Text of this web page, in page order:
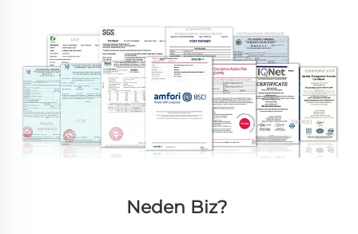
Neden Biz?